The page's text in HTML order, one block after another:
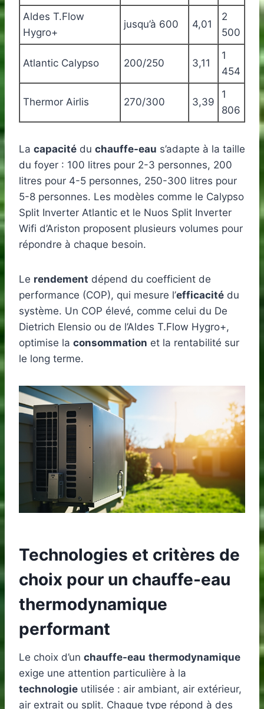
Aldes T.Flow
Hygro+
jusqu’à 600 4,01
2
500
Atlantic Calypso 200/250 3,11
1
454
Thermor Airlis 270/300 3,39
1
806
La capacité du chauffe-eau s’adapte à la taille
du foyer : 100 litres pour 2-3 personnes, 200
litres pour 4-5 personnes, 250-300 litres pour
5-8 personnes. Les modèles comme le Calypso
Split Inverter Atlantic et le Nuos Split Inverter
Wifi d’Ariston proposent plusieurs volumes pour
répondre à chaque besoin.
Le rendement dépend du coefficient de
performance (COP), qui mesure l’efficacité du
système. Un COP élevé, comme celui du De
Dietrich Elensio ou de l’Aldes T.Flow Hygro+,
optimise la consommation et la rentabilité sur
le long terme.
Technologies et critères de
choix pour un chauffe-eau
thermodynamique
performant
Le choix d’un chauffe-eau thermodynamique
exige une attention particulière à la
technologie utilisée : air ambiant, air extérieur,
air extrait ou split. Chaque type répond à des